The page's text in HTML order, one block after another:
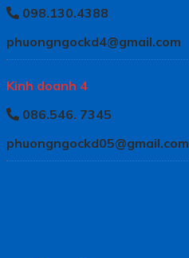
098.130.4388
phuongngockd4@gmail.com
Kinh doanh 4
086.546. 7345
phuongngockd05@gmail.com